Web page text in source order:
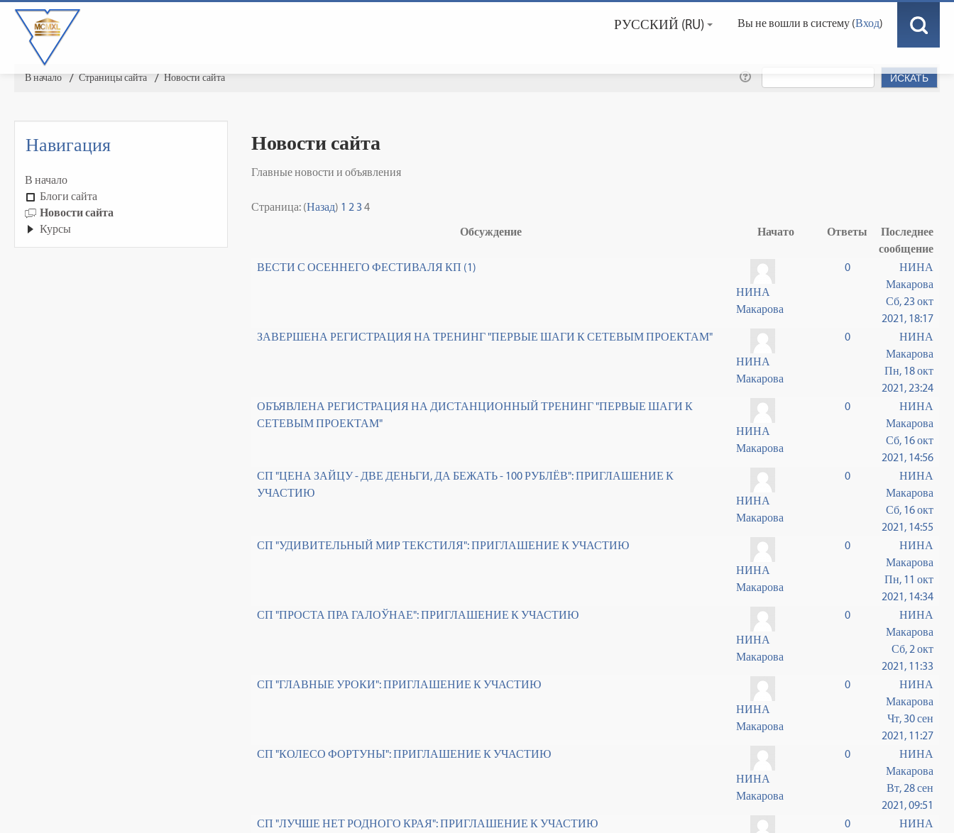
Вы не вошли в систему (Вход)
РУССКИЙ ‎(RU)‎
В начало ▶︎ Страницы сайта ▶︎ Новости сайта
Новости сайта
Главные новости и объявления
Страница: (Назад) 1 2 3 4
Обсуждение
Начато Ответы
Последнее
сообщение
ВЕСТИ С ОСЕННЕГО ФЕСТИВАЛЯ КП (1)
НИНА
Макарова
0
НИНА
Макарова
Сб, 23 окт
2021, 18:17
ЗАВЕРШЕНА РЕГИСТРАЦИЯ НА ТРЕНИНГ "ПЕРВЫЕ ШАГИ К СЕТЕВЫМ ПРОЕКТАМ"
НИНА
Макарова
0
НИНА
Макарова
Пн, 18 окт
2021, 23:24
ОБЪЯВЛЕНА РЕГИСТРАЦИЯ НА ДИСТАНЦИОННЫЙ ТРЕНИНГ "ПЕРВЫЕ ШАГИ К
СЕТЕВЫМ ПРОЕКТАМ"
НИНА
Макарова
0
НИНА
Макарова
Сб, 16 окт
2021, 14:56
СП "ЦЕНА ЗАЙЦУ - ДВЕ ДЕНЬГИ, ДА БЕЖАТЬ - 100 РУБЛЁВ": ПРИГЛАШЕНИЕ К
УЧАСТИЮ
НИНА
Макарова
0
НИНА
Макарова
Сб, 16 окт
2021, 14:55
СП "УДИВИТЕЛЬНЫЙ МИР ТЕКСТИЛЯ": ПРИГЛАШЕНИЕ К УЧАСТИЮ
НИНА
Макарова
0
НИНА
Макарова
Пн, 11 окт
2021, 14:34
СП "ПРОСТА ПРА ГАЛОЎНАЕ": ПРИГЛАШЕНИЕ К УЧАСТИЮ
НИНА
Макарова
0
НИНА
Макарова
Сб, 2 окт
2021, 11:33
СП "ГЛАВНЫЕ УРОКИ": ПРИГЛАШЕНИЕ К УЧАСТИЮ
НИНА
Макарова
0
НИНА
Макарова
Чт, 30 сен
2021, 11:27
СП "КОЛЕСО ФОРТУНЫ": ПРИГЛАШЕНИЕ К УЧАСТИЮ
НИНА
Макарова
0
НИНА
Макарова
Вт, 28 сен
2021, 09:51
СП "ЛУЧШЕ НЕТ РОДНОГО КРАЯ": ПРИГЛАШЕНИЕ К УЧАСТИЮ
0
НИНА
Навигация
В начало
Блоги сайта
Новости сайта
Курсы